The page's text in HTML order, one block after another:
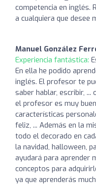
competencia en inglés.
a cualquiera que desee
Manuel González
Experiencia fantástica:
En ella he podido
inglés. El profesor te
saber hablar, escribir,
el profesor es muy
características
feliz, ... Además en la
todo el decorado en
la navidad, halloween,
ayudará para aprender
conceptos para
ya que aprenderás